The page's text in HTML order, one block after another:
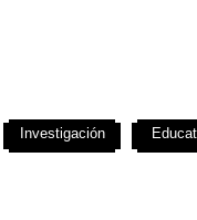
Investigación